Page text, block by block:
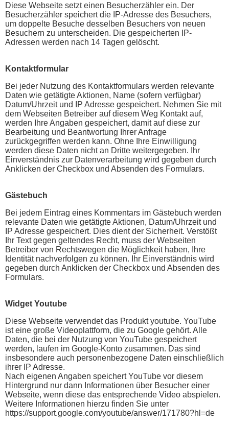
Diese Webseite setzt einen Besucherzähler ein. Der
Besucherzähler speichert die IP-Adresse des Besuchers,
um doppelte Besuche desselben Besuchers von neuen
Besuchern zu unterscheiden. Die gespeicherten IP-
Adressen werden nach 14 Tagen gelöscht.
Kontaktformular
Bei jeder Nutzung des Kontaktformulars werden relevante
Daten wie getätigte Aktionen, Name (sofern verfügbar)
Datum/Uhrzeit und IP Adresse gespeichert. Nehmen Sie mit
dem Webseiten Betreiber auf diesem Weg Kontakt auf,
werden Ihre Angaben gespeichert, damit auf diese zur
Bearbeitung und Beantwortung Ihrer Anfrage
zurückgegriffen werden kann. Ohne Ihre Einwilligung
werden diese Daten nicht an Dritte weitergegeben. Ihr
Einverständnis zur Datenverarbeitung wird gegeben durch
Anklicken der Checkbox und Absenden des Formulars.
Gästebuch
Bei jedem Eintrag eines Kommentars im Gästebuch werden
relevante Daten wie getätigte Aktionen, Datum/Uhrzeit und
IP Adresse gespeichert. Dies dient der Sicherheit. Verstößt
Ihr Text gegen geltendes Recht, muss der Webseiten
Betreiber von Rechtswegen die Möglichkeit haben, Ihre
Identität nachverfolgen zu können. Ihr Einverständnis wird
gegeben durch Anklicken der Checkbox und Absenden des
Formulars.
Widget Youtube
Diese Webseite verwendet das Produkt youtube. YouTube
ist eine große Videoplattform, die zu Google gehört. Alle
Daten, die bei der Nutzung von YouTube gespeichert
werden, laufen im Google-Konto zusammen. Das sind
insbesondere auch personenbezogene Daten einschließlich
ihrer IP Adresse.
Nach eigenen Angaben speichert YouTube vor diesem
Hintergrund nur dann Informationen über Besucher einer
Webseite, wenn diese das entsprechende Video abspielen.
Weitere Informationen hierzu finden Sie unter
https://support.google.com/youtube/answer/171780?hl=de